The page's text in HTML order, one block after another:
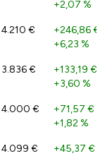
+2,07 %
4.210 € +246,86 €
+6,23 %
3.836 € +133,19 €
+3,60 %
4.000 € +71,57 €
+1,82 %
4.099 € +45,37 €